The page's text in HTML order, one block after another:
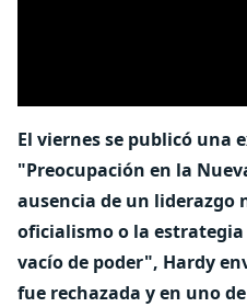
El viernes se publicó una
"Preocupación en la
ausencia de un liderazgo
oficialismo o la
vacío de poder", Hardy
fue rechazada y en uno